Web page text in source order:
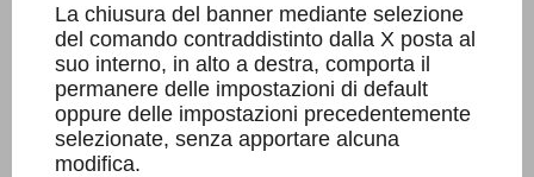
La chiusura del banner mediante selezione
del comando contraddistinto dalla X posta al
suo interno, in alto a destra, comporta il
permanere delle impostazioni di default
oppure delle impostazioni precedentemente
selezionate, senza apportare alcuna
modifica.
Abbiamo realizzato sia una versione alta
2 metri composta da 5 elementi( 72
composizioni!, lavorati 5.300 ql. di
Marmo di Carrara), sia una versione